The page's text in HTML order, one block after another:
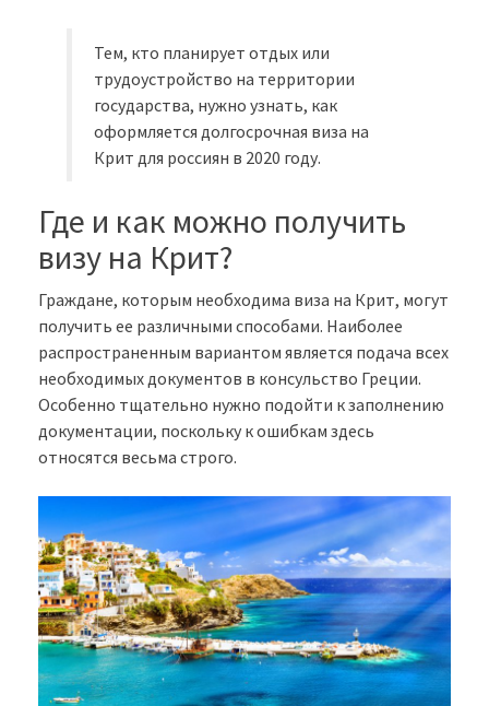
Тем, кто планирует отдых или
трудоустройство на территории
государства, нужно узнать, как
оформляется долгосрочная виза на
Крит для россиян в 2020 году.
Где и как можно получить
визу на Крит?
Граждане, которым необходима виза на Крит, могут
получить ее различными способами. Наиболее
распространенным вариантом является подача всех
необходимых документов в консульство Греции.
Особенно тщательно нужно подойти к заполнению
документации, поскольку к ошибкам здесь
относятся весьма строго.